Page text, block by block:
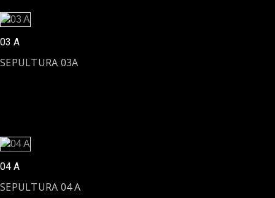
03 A
SEPULTURA 03A
04 A
SEPULTURA 04 A